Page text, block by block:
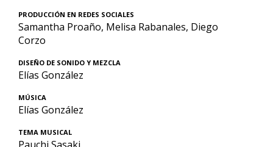
PRODUCCIÓN EN REDES SOCIALES
Samantha Proaño, Melisa Rabanales, Diego
Corzo
DISEÑO DE SONIDO Y MEZCLA
Elías González
MÚSICA
Elías González
TEMA MUSICAL